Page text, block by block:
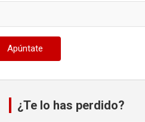
¿Te lo has perdido?